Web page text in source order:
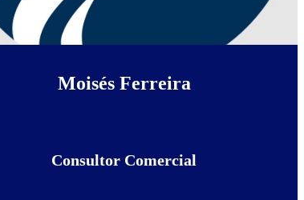
Moisés Ferreira
Consultor Comercial